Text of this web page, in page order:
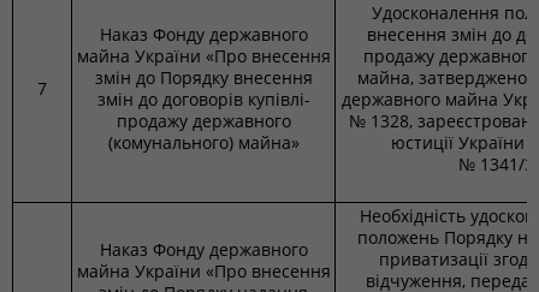
7
Наказ Фонду державного
майна України «Про внесення
змін до Порядку внесення
змін до договорів купівлі-
продажу державного
(комунального) майна»
Удосконалення
внесення змін до
продажу
майна,
державного майна
№ 1328,
юстиції України
№ 1341/
Наказ Фонду державного
майна України «Про внесення
Необхідність
положень Порядку
приватизації
відчуження,